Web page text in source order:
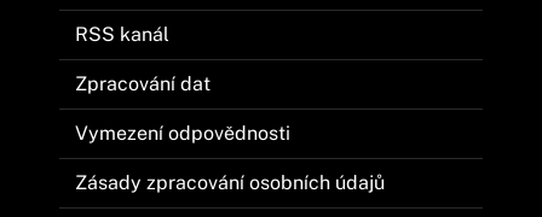
RSS kanál
Zpracování dat
Vymezení odpovědnosti
Zásady zpracování osobních údajů